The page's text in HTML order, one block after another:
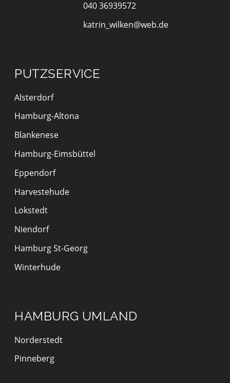
040 36939572
katrin_wilken@web.de
PUTZSERVICE
Alsterdorf
Hamburg-Altona
Blankenese
Hamburg-Eimsbüttel
Eppendorf
Harvestehude
Lokstedt
Niendorf
Hamburg St-Georg
Winterhude
HAMBURG UMLAND
Norderstedt
Pinneberg